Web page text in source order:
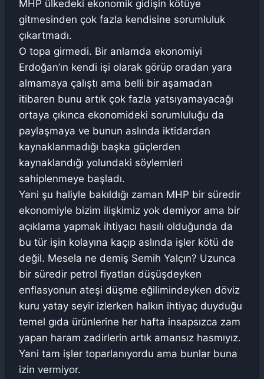
MHP ülkedeki ekonomik gidişin kötüye
gitmesinden çok fazla kendisine sorumluluk
çıkartmadı.
O topa girmedi. Bir anlamda ekonomiyi
Erdoğan’ın kendi işi olarak görüp oradan yara
almamaya çalıştı ama belli bir aşamadan
itibaren bunu artık çok fazla yatsıyamayacağı
ortaya çıkınca ekonomideki sorumluluğu da
paylaşmaya ve bunun aslında iktidardan
kaynaklanmadığı başka güçlerden
kaynaklandığı yolundaki söylemleri
sahiplenmeye başladı.
Yani şu haliyle bakıldığı zaman MHP bir süredir
ekonomiyle bizim ilişkimiz yok demiyor ama bir
açıklama yapmak ihtiyacı hasılı olduğunda da
bu tür işin kolayına kaçıp aslında işler kötü de
değil. Mesela ne demiş Semih Yalçın? Uzunca
bir süredir petrol fiyatları düşüşdeyken
enflasyonun ateşi düşme eğilimindeyken döviz
kuru yatay seyir izlerken halkın ihtiyaç duyduğu
temel gıda ürünlerine her hafta insapsızca zam
yapan haram zadirlerin artık amansız hasmıyız.
Yani tam işler toparlanıyordu ama bunlar buna
izin vermiyor.